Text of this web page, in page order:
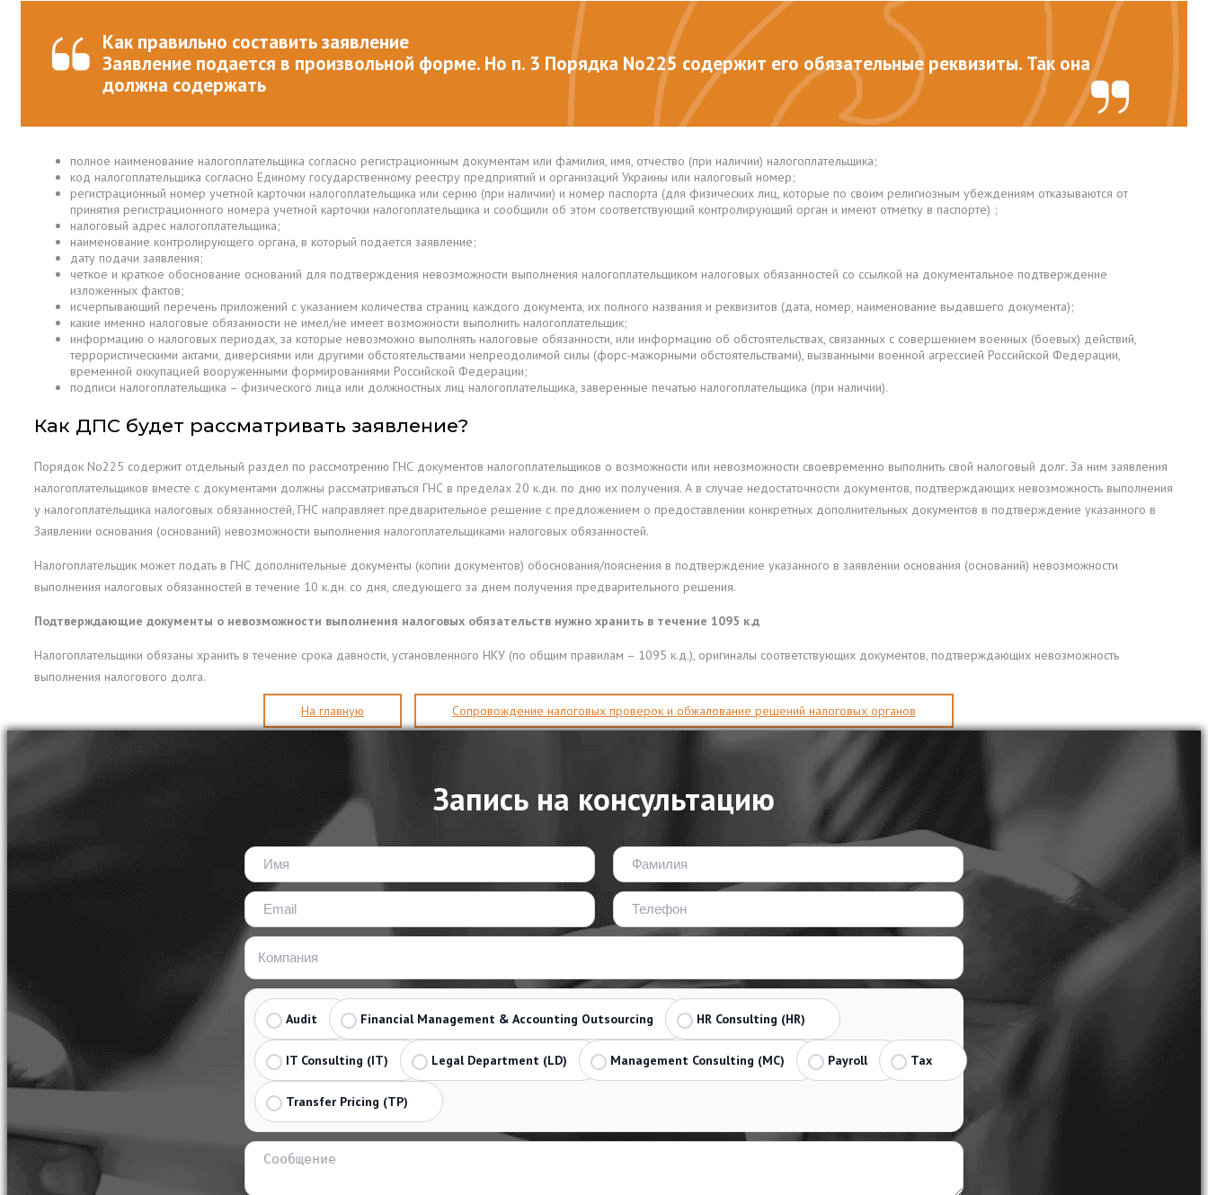
Как правильно составить заявление
Заявление подается в произвольной форме. Но п. 3 Порядка No225 содержит его обязательные реквизиты. Так она
должна содержать
полное наименование налогоплательщика согласно регистрационным документам или фамилия, имя, отчество (при наличии) налогоплательщика;
код налогоплательщика согласно Единому государственному реестру предприятий и организаций Украины или налоговый номер;
регистрационный номер учетной карточки налогоплательщика или серию (при наличии) и номер паспорта (для физических лиц, которые по своим религиозным убеждениям отказываются от
принятия регистрационного номера учетной карточки налогоплательщика и сообщили об этом соответствующий контролирующий орган и имеют отметку в паспорте) ;
налоговый адрес налогоплательщика;
наименование контролирующего органа, в который подается заявление;
дату подачи заявления;
четкое и краткое обоснование оснований для подтверждения невозможности выполнения налогоплательщиком налоговых обязанностей со ссылкой на документальное подтверждение
изложенных фактов;
исчерпывающий перечень приложений с указанием количества страниц каждого документа, их полного названия и реквизитов (дата, номер, наименование выдавшего документа);
какие именно налоговые обязанности не имел/не имеет возможности выполнить налогоплательщик;
информацию о налоговых периодах, за которые невозможно выполнять налоговые обязанности, или информацию об обстоятельствах, связанных с совершением военных (боевых) действий,
террористическими актами, диверсиями или другими обстоятельствами непреодолимой силы (форс-мажорными обстоятельствами), вызванными военной агрессией Российской Федерации,
временной оккупацией вооруженными формированиями Российской Федерации;
подписи налогоплательщика – физического лица или должностных лиц налогоплательщика, заверенные печатью налогоплательщика (при наличии).
Как ДПС будет рассматривать заявление?
Порядок No225 содержит отдельный раздел по рассмотрению ГНС документов налогоплательщиков о возможности или невозможности своевременно выполнить свой налоговый долг. За ним заявления
налогоплательщиков вместе с документами должны рассматриваться ГНС в пределах 20 к.дн. по дню их получения. А в случае недостаточности документов, подтверждающих невозможность выполнения
у налогоплательщика налоговых обязанностей, ГНС направляет предварительное решение с предложением о предоставлении конкретных дополнительных документов в подтверждение указанного в
Заявлении основания (оснований) невозможности выполнения налогоплательщиками налоговых обязанностей.
Налогоплательщик может подать в ГНС дополнительные документы (копии документов) обоснования/пояснения в подтверждение указанного в заявлении основания (оснований) невозможности
выполнения налоговых обязанностей в течение 10 к.дн. со дня, следующего за днем ​​получения предварительного решения.
Подтверждающие документы о невозможности выполнения налоговых обязательств нужно хранить в течение 1095 к.д
Налогоплательщики обязаны хранить в течение срока давности, установленного НКУ (по общим правилам – 1095 к.д.), оригиналы соответствующих документов, подтверждающих невозможность
выполнения налогового долга.
На главную Сопровождение налоговых проверок и обжалование решений налоговых органов
Запись на консультацию
Audit Financial Management & Accounting Outsourcing HR Consulting (HR)
IT Consulting (IT) Legal Department (LD) Management Consulting (MC) Payroll Tax
Transfer Pricing (TP)